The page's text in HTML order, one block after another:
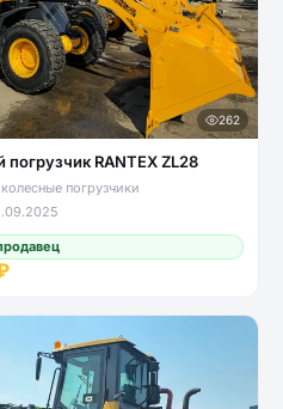
262
RANTEX ZL28
погрузчики